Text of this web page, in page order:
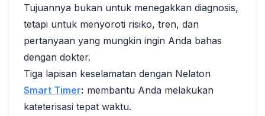
Tujuannya bukan untuk menegakkan diagnosis,
tetapi untuk menyoroti risiko, tren, dan
pertanyaan yang mungkin ingin Anda bahas
dengan dokter.
Tiga lapisan keselamatan dengan Nelaton
Smart Timer: membantu Anda melakukan
kateterisasi tepat waktu.